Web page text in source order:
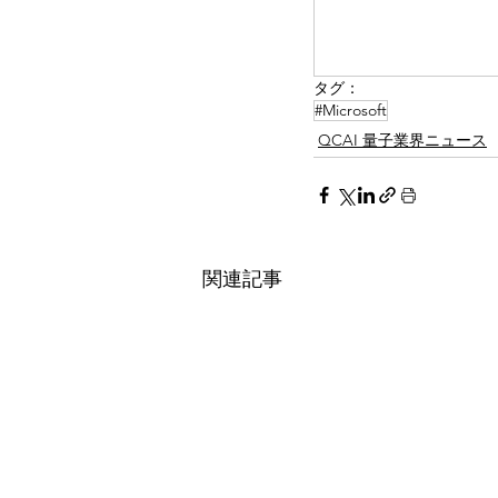
タグ：
#Microsoft
QCAI 量子業界ニュース
関連記事